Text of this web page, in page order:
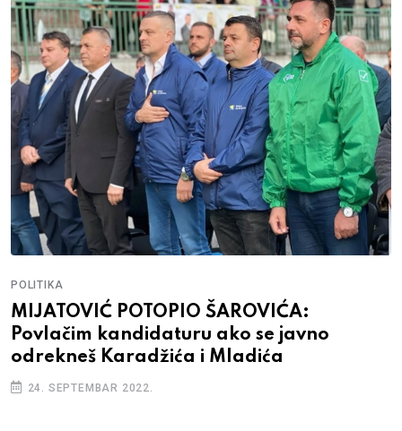
POLITIKA
MIJATOVIĆ POTOPIO ŠAROVIĆA:
Povlačim kandidaturu ako se javno
odrekneš Karadžića i Mladića
24. SEPTEMBAR 2022.